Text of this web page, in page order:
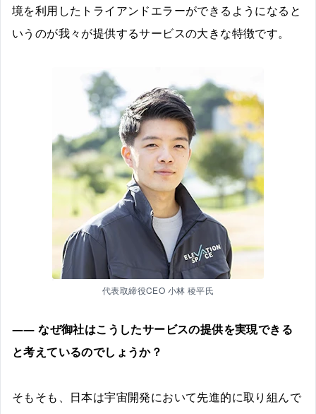
境を利用したトライアンドエラーができるようになると
いうのが我々が提供するサービスの大きな特徴です。
代表取締役CEO 小林 稜平氏
―― なぜ御社はこうしたサービスの提供を実現できる
と考えているのでしょうか？
そもそも、日本は宇宙開発において先進的に取り組んで